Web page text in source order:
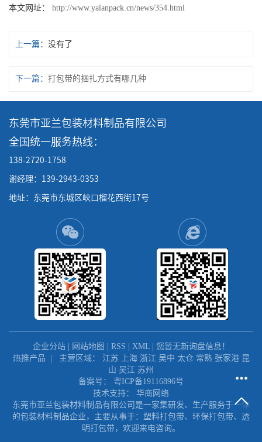
本文网址： http://www.yalanpack.cn/news/354.html
上一篇： 没有了
下一篇： 打包带的捆扎方式有哪几种
东莞市亚兰包装材料制品有限公司
全国统一服务热线：
138-2720-1758
谢经理：139-2943-0353
地址：东莞市东城区峡口榴花西街17号
企业分站| 网站地图 RSS XML| 您暂无新询盘信息！
热推产品 | 主营区域： 江苏 上海 浙江 吴中 太仓 常熟 张家港 昆
山 吴江 苏州
备案号： 粤ICP备19116896号
技术支持： 华商网络
东莞市亚兰包装材料制品有限公司是一家集研发、生产服务于一体
的包装材料制品企业，主要从事于：塑料打包带、环保打包带、透
明打包带，欢迎来电咨询。